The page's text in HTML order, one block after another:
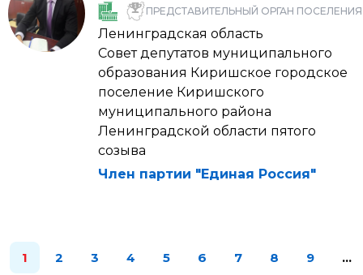
ПРЕДСТАВИТЕЛЬНЫЙ ОРГАН ПОСЕЛЕНИЯ
Ленинградская область
Совет депутатов муниципального
образования Киришское городское
поселение Киришского
муниципального района
Ленинградской области пятого
созыва
Член партии "Единая Россия"
1 2 3 4 5 6 7 8 9
…